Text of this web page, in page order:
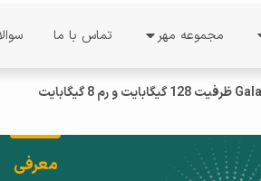
شغلی
مجموعه مهر
دستاورد ها
تماس با ما
معرفی